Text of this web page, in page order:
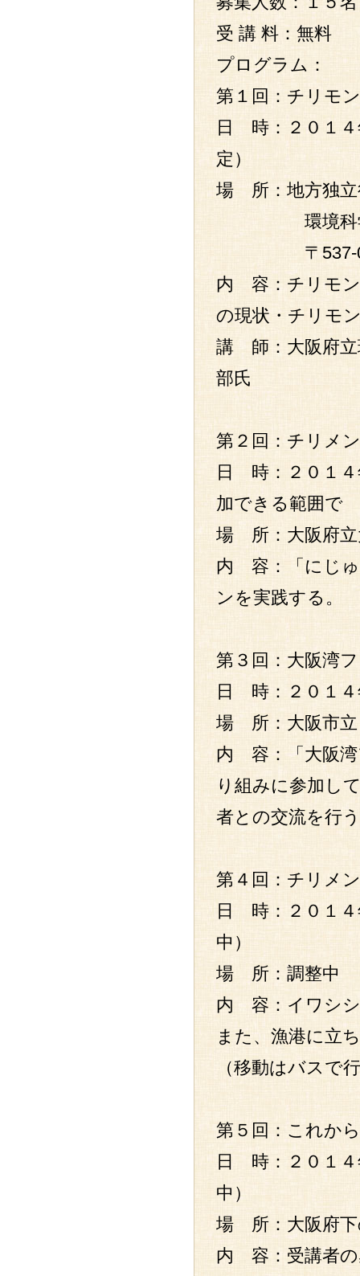
受 講 料：無料
プログラム：
第１回：チリモ
日 時：２０１４
定）
場 所：地方独立
環境科学セ
〒537-0025
内 容：チリモン
の現状・チリモ
講 師：大阪府立
部氏
第２回：チリメ
日 時：２０１４
加できる範囲で
場 所：大阪府立
内 容：「にじゅ
ンを実践する。
第３回：大阪湾
日 時：２０１
場 所：大阪市立
内 容：「大阪湾
り組みに参加し
者との交流を行
第４回：チリメ
日 時：２０１４
中）
場 所：調整中
内 容：イワシシ
また、漁港に立
（移動はバスで
第５回：これか
日 時：２０１４
中）
場 所：大阪府下
内 容：受講者の